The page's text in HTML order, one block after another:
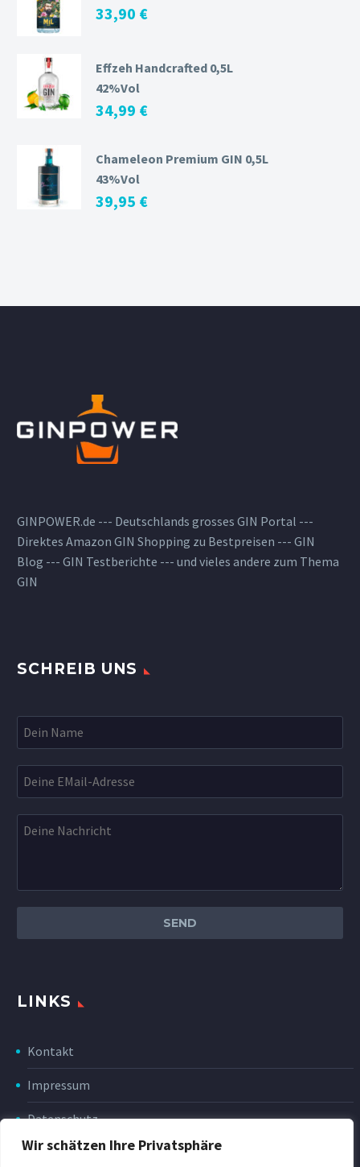
Wir schätzen Ihre Privatsphäre
33,90 €
Effzeh Handcrafted 0,5L
42%Vol
34,99 €
Chameleon Premium GIN 0,5L
43%Vol
39,95 €
GINPOWER.de --- Deutschlands grosses GIN Portal ---
Direktes Amazon GIN Shopping zu Bestpreisen --- GIN
Blog --- GIN Testberichte --- und vieles andere zum Thema
GIN
SCHREIB UNS
LINKS
Kontakt
Impressum
Datenschutz
Disclaimer